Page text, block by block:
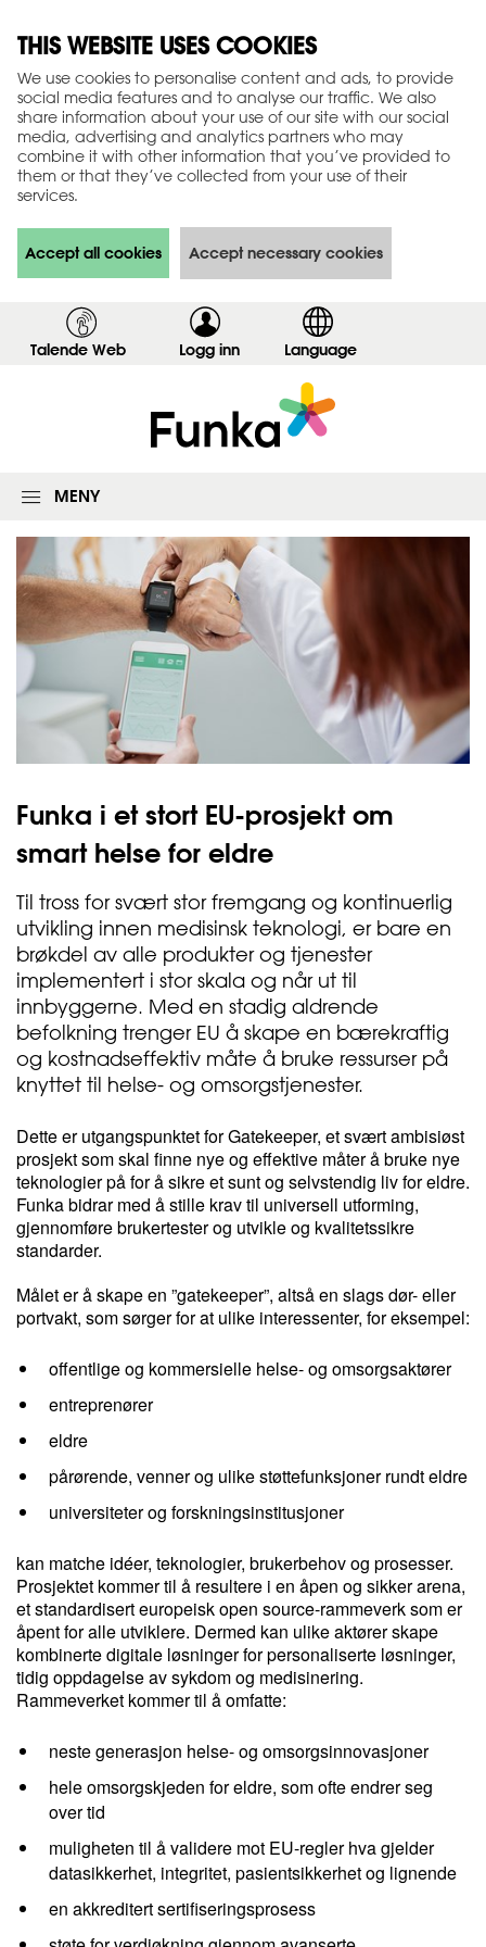
THIS WEBSITE USES COOKIES
We use cookies to personalise content and ads, to provide
social media features and to analyse our traffic. We also
share information about your use of our site with our social
media, advertising and analytics partners who may
combine it with other information that you’ve provided to
them or that they’ve collected from your use of their
services.
Accept all cookies Accept necessary cookies
Talende Web Logg inn,
i
n
g
i
n
g
s
s
e
Language
MENY
Funka i et stort EU-prosjekt om
smart helse for eldre
Til tross for svært stor fremgang og kontinuerlig
utvikling innen medisinsk teknologi, er bare en
brøkdel av alle produkter og tjenester
implementert i stor skala og når ut til
innbyggerne. Med en stadig aldrende
befolkning trenger EU å skape en bærekraftig
og kostnadseffektiv måte å bruke ressurser på
knyttet til helse- og omsorgstjenester.
Dette er utgangspunktet for Gatekeeper, et svært ambisiøst
prosjekt som skal finne nye og effektive måter å bruke nye
teknologier på for å sikre et sunt og selvstendig liv for eldre.
Funka bidrar med å stille krav til universell utforming,
gjennomføre brukertester og utvikle og kvalitetssikre
standarder.
Målet er å skape en ”gatekeeper”, altså en slags dør- eller
portvakt, som sørger for at ulike interessenter, for eksempel:
offentlige og kommersielle helse- og omsorgsaktører
entreprenører
eldre
pårørende, venner og ulike støttefunksjoner rundt eldre
universiteter og forskningsinstitusjoner
kan matche idéer, teknologier, brukerbehov og prosesser.
Prosjektet kommer til å resultere i en åpen og sikker arena,
et standardisert europeisk open source-rammeverk som er
åpent for alle utviklere. Dermed kan ulike aktører skape
kombinerte digitale løsninger for personaliserte løsninger,
tidig oppdagelse av sykdom og medisinering.
Rammeverket kommer til å omfatte:
neste generasjon helse- og omsorgsinnovasjoner
hele omsorgskjeden for eldre, som ofte endrer seg
over tid
muligheten til å validere mot EU-regler hva gjelder
datasikkerhet, integritet, pasientsikkerhet og lignende
en akkreditert sertifiseringsprosess